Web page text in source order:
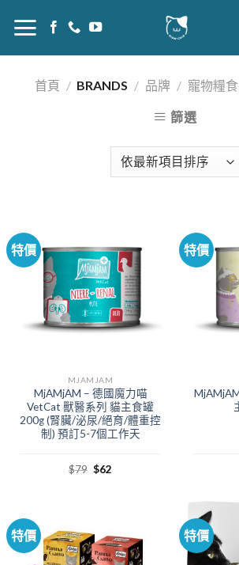
首頁 / BRANDS / 品牌 / 寵物糧食
篩選
特價
MJAMJAM
MjAMjAM – 德國魔力喵
VetCat 獸醫系列 貓主食罐
200g (腎臟/泌尿/絕育/體重控
制) 預訂5-7個工作天
$79 $62
特價
特價 特價